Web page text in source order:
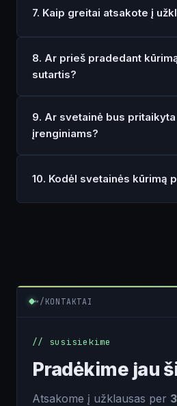
7. Kaip greitai atsakote į
8. Ar prieš pradedant
sutartis?
9. Ar svetainė bus
įrenginiams?
10. Kodėl svetainės kūrimą
~/KONTAKTAI
// susisiekime
Pradėkime jau
Atsakome į užklausas per